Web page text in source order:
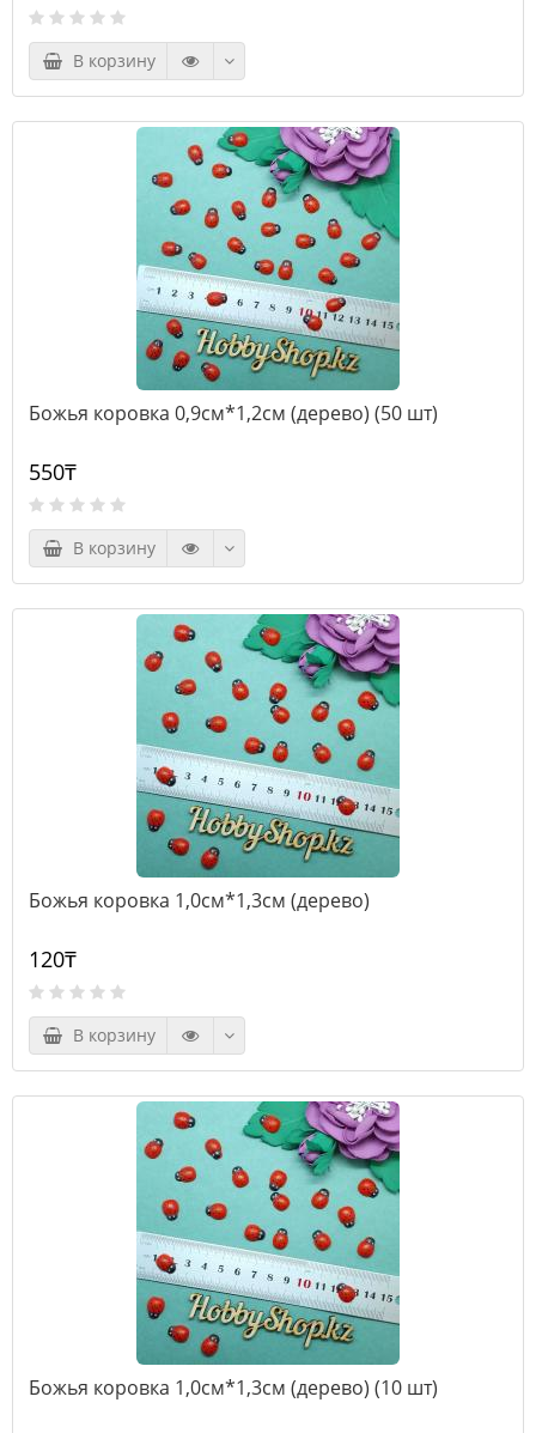
В корзину
Божья коровка 0,9см*1,2см (дерево) (50 шт)
550₸
В корзину
Божья коровка 1,0см*1,3см (дерево)
120₸
В корзину
Божья коровка 1,0см*1,3см (дерево) (10 шт)